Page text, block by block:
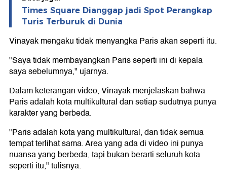
Times Square Dianggap jadi Spot Perangkap
Turis Terburuk di Dunia
Vinayak mengaku tidak menyangka Paris akan seperti itu.
"Saya tidak membayangkan Paris seperti ini di kepala
saya sebelumnya," ujarnya.
Dalam keterangan video, Vinayak menjelaskan bahwa
Paris adalah kota multikultural dan setiap sudutnya punya
karakter yang berbeda.
"Paris adalah kota yang multikultural, dan tidak semua
tempat terlihat sama. Area yang ada di video ini punya
nuansa yang berbeda, tapi bukan berarti seluruh kota
seperti itu," tulisnya.